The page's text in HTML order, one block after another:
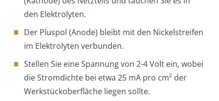
den Elektrolyten.
Der Pluspol (Anode) bleibt mit den Nickelstreifen
im Elektrolyten verbunden.
Stellen Sie eine Spannung von 2-4 Volt ein, wobei
die Stromdichte bei etwa 25 mA pro cm² der
Werkstückoberfläche liegen sollte.